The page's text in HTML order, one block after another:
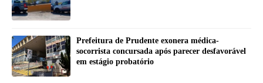
Prefeitura de Prudente exonera médica-
socorrista concursada após parecer desfavorável
em estágio probatório